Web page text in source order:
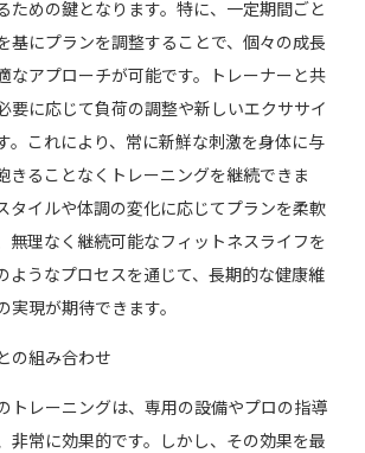
ための鍵となります。特に、一定期間ごと
基にプランを調整することで、個々の成長
なアプローチが可能です。トレーナーと共
要に応じて負荷の調整や新しいエクササイ
。これにより、常に新鮮な刺激を身体に与
きることなくトレーニングを継続できま
タイルや体調の変化に応じてプランを柔軟
無理なく継続可能なフィットネスライフを
ようなプロセスを通じて、長期的な健康維
現が期待できます。
の組み合わせ
トレーニングは、専用の設備やプロの指導
非常に効果的です。しかし、その効果を最